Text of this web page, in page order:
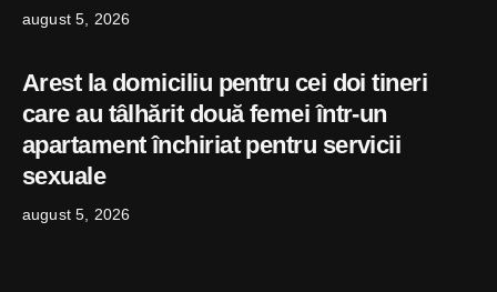
august 5, 2026
Arest la domiciliu pentru cei doi tineri
care au tâlhărit două femei într-un
apartament închiriat pentru servicii
sexuale
august 5, 2026